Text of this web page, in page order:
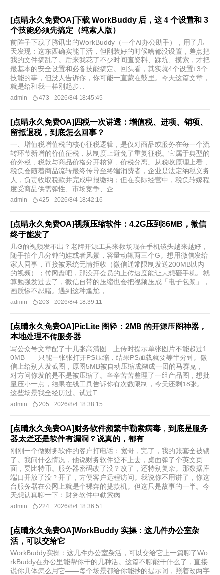
[点晴永久免费OA]下载 WorkBuddy 后，这 4 个设置和 3
个技能必须先搞定（纯素人版）
前阵子下载了腾讯出的WorkBuddy（一个AI办公助手），用了几
天发现：这东西确实能干活，但刚装好的时候啥都没设置，差点把
我的文件搞乱了。后来我花了不少时间查资料、踩坑、摸索，才把
最基本的安全设置和必备技能搞定。回头看，其实就4个设置+3个
技能的事，但没人告诉你，你可能一直蒙在鼓里。今天这篇文章，
就是给和我一样刚起步...
admin 473 2026/8/4 18:45:45
[点晴永久免费OA]四税一次讲透：增值税、进项、销项、
留抵退税，到底怎么回事？
一、增值税增值税的核心征税逻辑，是仅对商品或服务在每一个流
转环节新增的价值征税，从制度上避免了重复征税。它属于典型的
价外税，税款与商品价格分开核算，价税分离。从税收原理上看，
税负会随着商品流转最终传导至终端消费者，企业是法定纳税义务
人，负责收取税款并完成申报缴纳；但在实际经营中，税负转嫁程
度受商品供需弹性、市场竞争、企...
admin 425 2026/8/4 18:42:16
[点晴永久免费OA]视频压缩软件：4.2G压到86MB，微信
终于能发了
几G的视频发不出？老牌开源工具来救场现在手机镜头越来越好，
随手拍个几分钟的娃或者风景，容量动辄两三个G。想用微信发给
家人同事，直接被系统无情拒收（微信通常限制发送200MB以内
的视频）；传网盘吧，那没开会员的上传速度能让人想砸手机。就
算勉强发过去了，微信自带的压缩也会把视频压成「电子包浆」，
画质惨不忍睹。遇到这种尴尬，...
admin 203 2026/8/4 18:39:11
[点晴永久免费OA]PicLite 图轻：2MB 的开源压图神器，
本地处理不传服务器
写公众号文章配了十几张高清图，上传时提示单张图片不能超过1
0MB——只能一张张打开PS压缩，结果PS加载就要等半分钟。微
信上给别人发截图，原图5MB被自动压缩成糊成一团的马赛克，
对方问你发的是不是被压缩了。辛辛苦苦整理了一组产品图，想批
量压小一点，结果在线工具告诉你有次数限制，今天还剩18张。
这些场景我全经历过。试过T...
admin 205 2026/8/4 18:38:15
[点晴永久免费OA]财务软件频繁中勒索病毒，到底是服务
器太烂还是软件有漏洞？说真的，都有
刚刚一个做财务软件的客户打电话：宽哥，完了，我的账套全被锁
了。我问什么情况，他说财务软件登不上去，桌面弹了个英文页
面，要比特币。服务器密码改了没？改了，还特别复杂。那数据库
端口开放了没？开了，方便客户远程访问。我说你不用讲了，你这
台服务器在公网上就是个裸奔的提款机。但这只是故事的一半。今
天想认真聊一下：财务软件中勒索病...
admin 224 2026/8/4 18:36:51
[点晴永久免费OA]WorkBuddy 实操：这几件办公室杂
活，可以交给它
WorkBuddy实操：这几件办公室杂活，可以交给它上一篇聊了Wo
rkBuddy在办公里能帮你干的几种活。这篇不聊能干什么了，直接
说你具体怎么用它——每个场景都给你能抄的提示词，照着改两字